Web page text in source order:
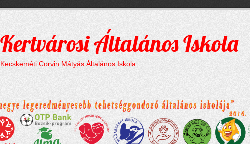
Kertvárosi Általános Iskola
Kecskeméti Corvin Mátyás Általános Iskola